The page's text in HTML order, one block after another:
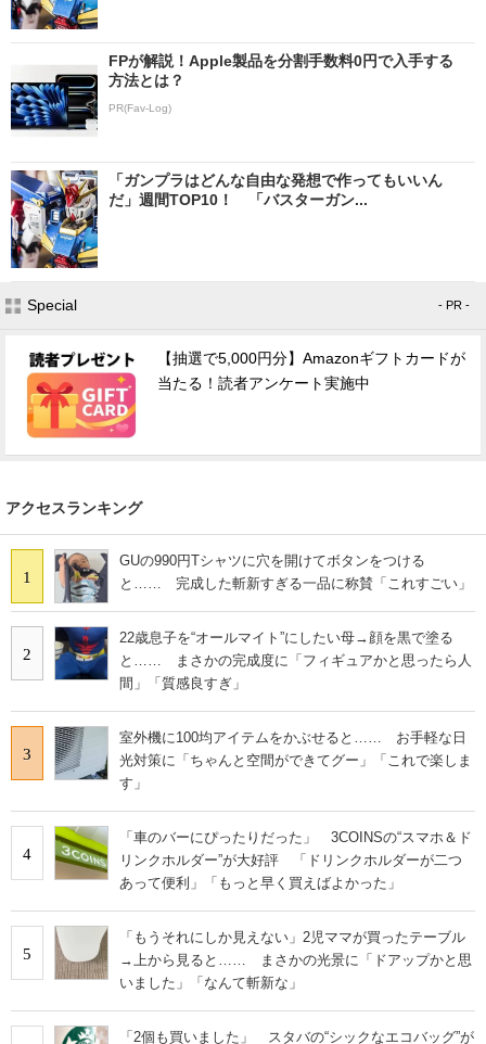
FPが解説！Apple製品を分割手数料0円で入手する
方法とは？
PR(Fav-Log)
「ガンプラはどんな自由な発想で作ってもいいん
だ」週間TOP10！ 「バスターガン...
Special - PR -
【抽選で5,000円分】Amazonギフトカードが
当たる！読者アンケート実施中
アクセスランキング
1
GUの990円Tシャツに穴を開けてボタンをつける
と…… 完成した斬新すぎる一品に称賛「これすごい」
2
22歳息子を“オールマイト”にしたい母→顔を黒で塗る
と…… まさかの完成度に「フィギュアかと思ったら人
間」「質感良すぎ」
3
室外機に100均アイテムをかぶせると…… お手軽な日
光対策に「ちゃんと空間ができてグー」「これで楽しま
す」
4
「車のバーにぴったりだった」 3COINSの“スマホ＆ド
リンクホルダー”が大好評 「ドリンクホルダーが二つ
あって便利」「もっと早く買えばよかった」
5
「もうそれにしか見えない」2児ママが買ったテーブル
→上から見ると…… まさかの光景に「ドアップかと思
いました」「なんて斬新な」
「2個も買いました」 スタバの“シックなエコバッグ”が